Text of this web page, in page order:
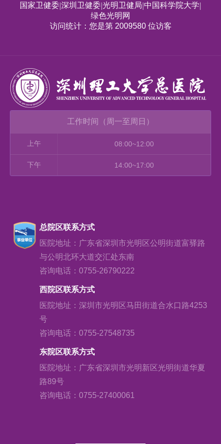
国家卫健委 深圳卫健委 光明卫健局 中国科学院大学
绿色光明网
访问统计：您是第 2009580 位访客
工作时间（周一至周日）
上午 08:00~12:00
下午 14:00~17:00
总院区联系方式
医院地址：广东省深圳市光明区公明街道富驿路
与公明北环大道交汇处东南
咨询电话：0755-26790222
西院区联系方式
医院地址：深圳市光明区马田街道合水口路4253
号
咨询电话：0755-27548735
东院区联系方式
医院地址：广东省深圳市光明新区光明街道华夏
路89号
咨询电话：0755-27400061